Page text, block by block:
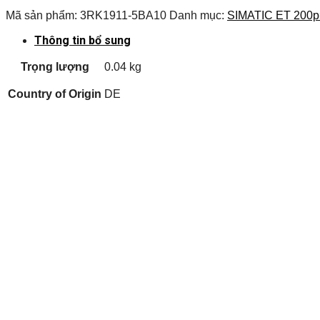
Mã sản phẩm: 3RK1911-5BA10 Danh mục: SIMATIC ET
Thông tin bổ sung
Trọng lượng 0.04 kg
Country of Origin DE